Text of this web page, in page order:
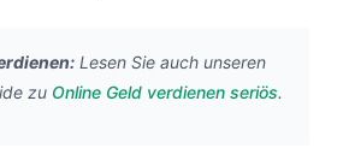
Lesen Sie auch unseren
zu Online Geld verdienen seriös.